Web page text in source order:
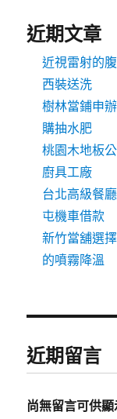
近期文章
近視雷射的
西裝送洗
樹林當鋪申
購抽水肥
桃園木地板
廚具工廠
台北高級餐
屯機車借款
新竹當舖選
的噴霧降溫
近期留言
尚無留言可供顯